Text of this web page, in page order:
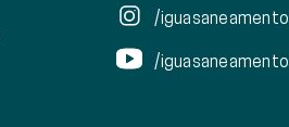
/iguasaneamento
/iguasaneamento